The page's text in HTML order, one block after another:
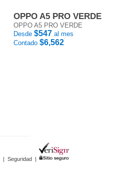
OPPO A5 PRO VERDE
OPPO A5 PRO VERDE
Desde $547 al mes
Contado $6,562
| Seguridad |